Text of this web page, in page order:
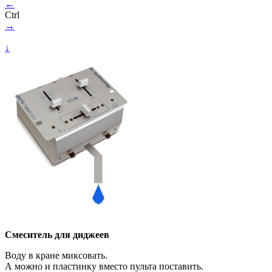
←
Ctrl
→
↓
Смеситель для диджеев
Воду в кране миксовать.
А можно и пластинку вместо пульта поставить.